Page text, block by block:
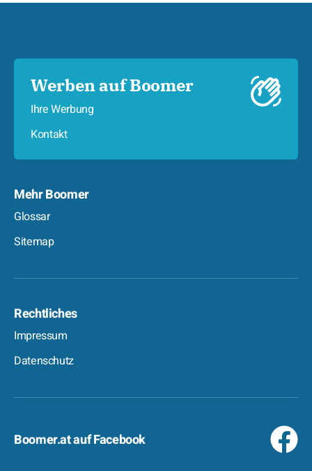
Werben auf Boomer
Ihre Werbung
Kontakt
Mehr Boomer
Glossar
Sitemap
Rechtliches
Impressum
Datenschutz
Boomer.at auf Facebook